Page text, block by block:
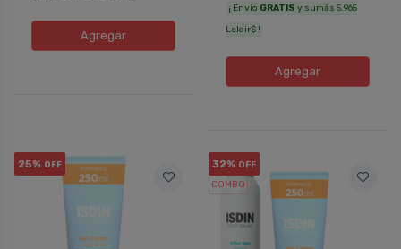
Agregar
¡ Envío GRATIS y sumás 5.965
Leloir$ !
Agregar
25% OFF 32% OFF
COMBO